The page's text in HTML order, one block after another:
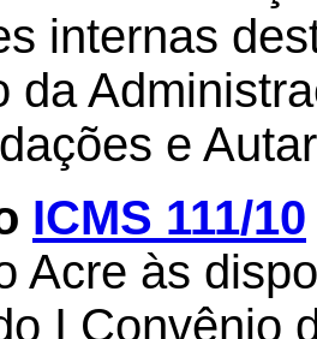
internas
da
e
ICMS 111/10
Acre às
I Convênio